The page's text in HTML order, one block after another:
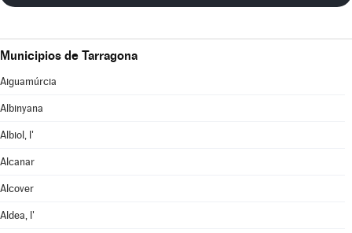
Municipios de Tarragona
Aiguamúrcia
Albinyana
Albiol, l'
Alcanar
Alcover
Aldea, l'